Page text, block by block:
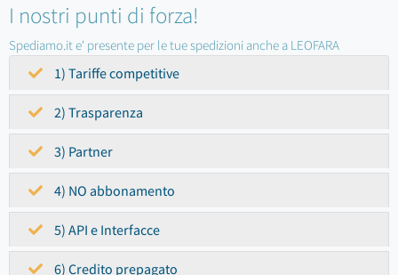
I nostri punti di forza!
Spediamo.it e' presente per le tue spedizioni anche a LEOFARA
1) Tariffe competitive
2) Trasparenza
3) Partner
4) NO abbonamento
5) API e Interfacce
6) Credito prepagato